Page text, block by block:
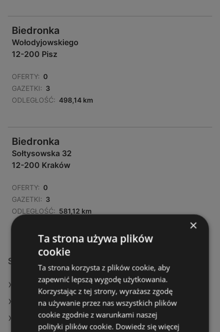
Biedronka
Wołodyjowskiego
12-200 Pisz
OFERTY: 0
GAZETKI: 3
ODLEGŁOŚĆ: 498,14 km
Biedronka
Sołtysowska 32
12-200 Kraków
OFERTY: 0
GAZETKI: 3
ODLEGŁOŚĆ: 581,12 km
Sklepy Biedronka w:
Biedronka w Przemków
Biedronka w Pruszcz
Biedronka w Błonie
×
Ta strona używa plików
cookie
Ta strona korzysta z plików cookie, aby
zapewnić lepszą wygodę użytkowania.
Korzystając z tej strony, wyrażasz zgodę
na używanie przez nas wszystkich plików
cookie zgodnie z warunkami naszej
polityki plików cookie. Dowiedz się więcej